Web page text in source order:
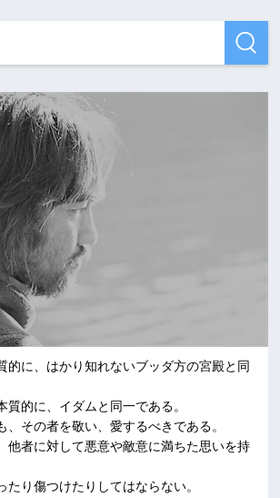
的に、はかり知れないブッダ方の宮殿と同
的に、イダムと同一である。
その者を敬い、愛するべきである。
他者に対して悪意や敵意に満ちた思いを持
り傷つけたりしてはならない。